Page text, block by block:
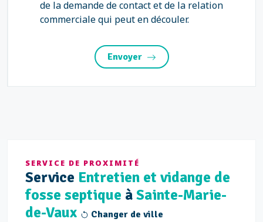
de la demande de contact et de la relation
commerciale qui peut en découler.
Envoyer
SERVICE DE PROXIMITÉ
Service Entretien et vidange de
fosse septique àSainte-Marie-
de-Vaux
Changer de ville